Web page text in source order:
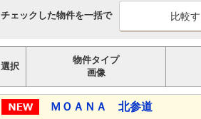
チェックした物件を一括で
選択
物件タイプ
画像
ＭＯＡＮＡ 北参道